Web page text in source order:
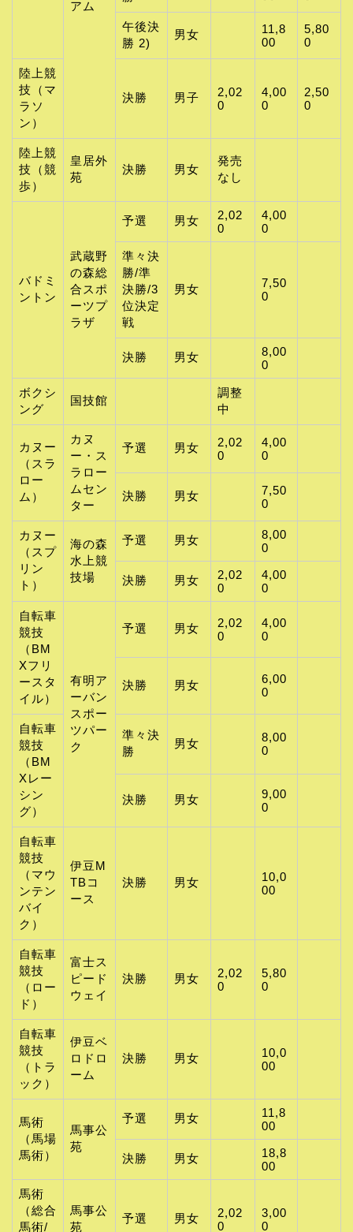
アム
午後決
勝 2)
男女
11,8
00
5,80
0
陸上競
技（マ
ラソ
ン）
決勝 男子
2,02
0
4,00
0
2,50
0
陸上競
技（競
歩）
皇居外
苑
決勝 男女
発売
なし
バドミ
ントン
武蔵野
の森総
合スポ
ーツプ
ラザ
予選 男女
2,02
0
4,00
0
準々決
勝/準
決勝/3
位決定
戦
男女
7,50
0
決勝 男女
8,00
0
ボクシ
ング
国技館
調整
中
カヌー
（スラ
ロー
ム）
カヌ
ー・ス
ラロー
ムセン
ター
予選 男女
2,02
0
4,00
0
決勝 男女
7,50
0
カヌー
（スプ
リン
ト）
海の森
水上競
技場
予選 男女
8,00
0
決勝 男女
2,02
0
4,00
0
自転車
競技
（BM
Xフリ
ースタ
イル）
有明ア
ーバン
スポー
ツパー
ク
予選 男女
2,02
0
4,00
0
決勝 男女
6,00
0
自転車
競技
（BM
Xレー
シン
グ）
準々決
勝
男女
8,00
0
決勝 男女
9,00
0
自転車
競技
（マウ
ンテン
バイ
ク）
伊豆M
TBコ
ース
決勝 男女
10,0
00
自転車
競技
（ロー
ド）
富士ス
ピード
ウェイ
決勝 男女
2,02
0
5,80
0
自転車
競技
（トラ
ック）
伊豆ベ
ロドロ
ーム
決勝 男女
10,0
00
馬術
（馬場
馬術）
馬事公
苑
予選 男女
11,8
00
決勝 男女
18,8
00
馬術
（総合
馬術/
馬事公
苑
予選 男女
2,02
0
3,00
0